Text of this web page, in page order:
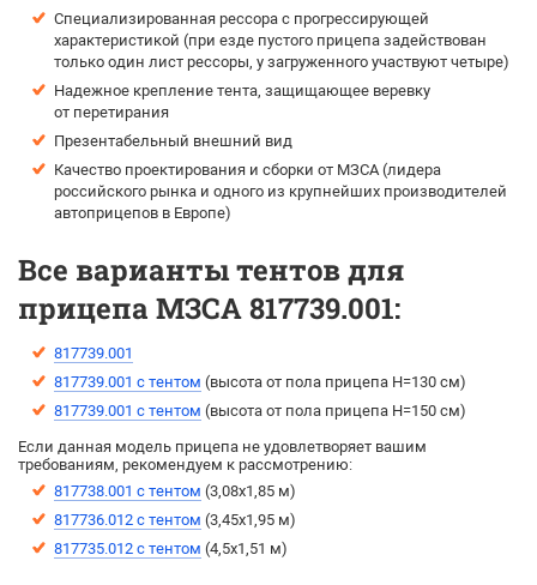
Специализированная рессора с прогрессирующей
характеристикой (при езде пустого прицепа задействован
только один лист рессоры, у загруженного участвуют четыре)
Надежное крепление тента, защищающее веревку
от перетирания
Презентабельный внешний вид
Качество проектирования и сборки от МЗСА (лидера
российского рынка и одного из крупнейших производителей
автоприцепов в Европе)
Все варианты тентов для
прицепа МЗСА 817739.001:
817739.001
817739.001 с тентом (высота от пола прицепа H=130 см)
817739.001 с тентом (высота от пола прицепа H=150 см)
Если данная модель прицепа не удовлетворяет вашим
требованиям, рекомендуем к рассмотрению:
817738.001 с тентом (3,08х1,85 м)
817736.012 с тентом (3,45х1,95 м)
817735.012 с тентом (4,5х1,51 м)